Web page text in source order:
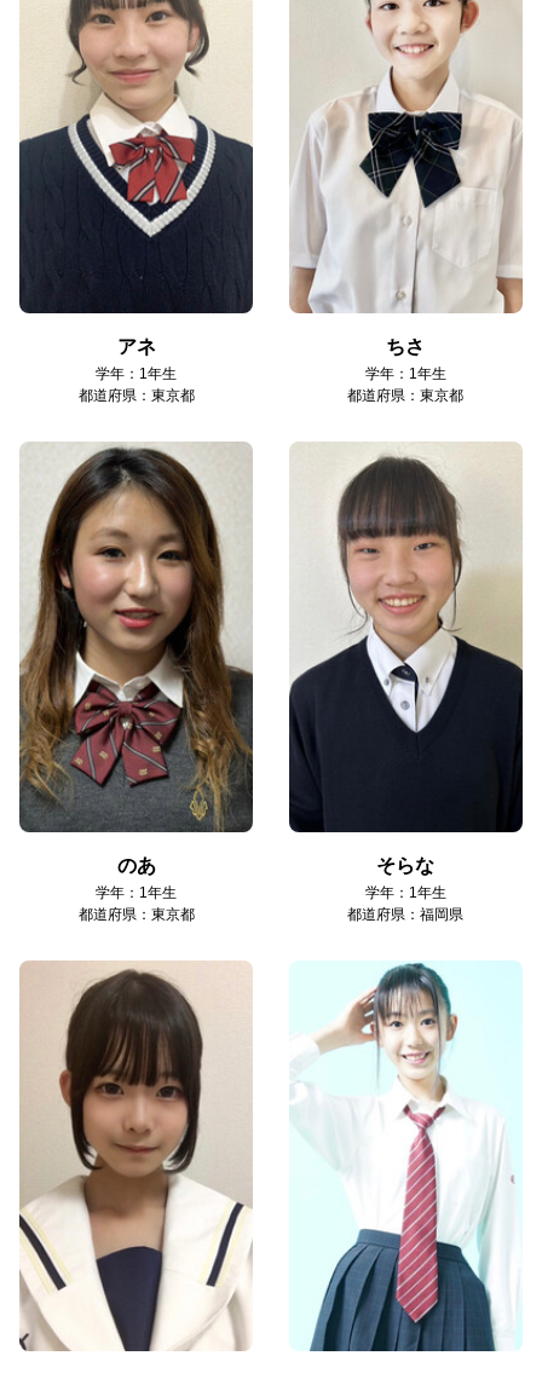
アネ
学年：1年生
都道府県：東京都
ちさ
学年：1年生
都道府県：東京都
のあ
学年：1年生
都道府県：東京都
そらな
学年：1年生
都道府県：福岡県